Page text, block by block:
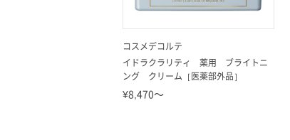
コスメデコルテ
イドラクラリティ 薬用 ブライトニ
ング クリーム［医薬部外品］
¥8,470～